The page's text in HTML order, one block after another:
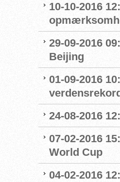
10-10-2016
29-09-2016
Beijing
01-09-2016
24-08-2016
07-02-2016
World Cup
04-02-2016